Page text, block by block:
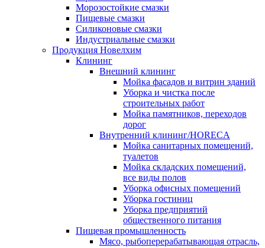
Морозостойкие смазки
Пищевые смазки
Силиконовые смазки
Индустриальные смазки
Продукция Новелхим
Клининг
Внешний клининг
Мойка фасадов и витрин зданий
Уборка и чистка после
строительных работ
Мойка памятников, переходов
дорог
Внутренний клининг/HORECA
Мойка санитарных помещений,
туалетов
Мойка складских помещений,
все виды полов
Уборка офисных помещений
Уборка гостиниц
Уборка предприятий
общественного питания
Пищевая промышленность
Мясо, рыбоперерабатывающая отрасль,